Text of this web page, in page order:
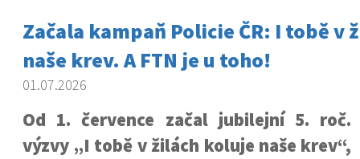
Začala kampaň Policie ČR: I tobě v
naše krev. A FTN je u toho!
01.07.2026
Od 1. července začal jubilejní 5. roč.
výzvy „I tobě v žilách koluje naše krev“,